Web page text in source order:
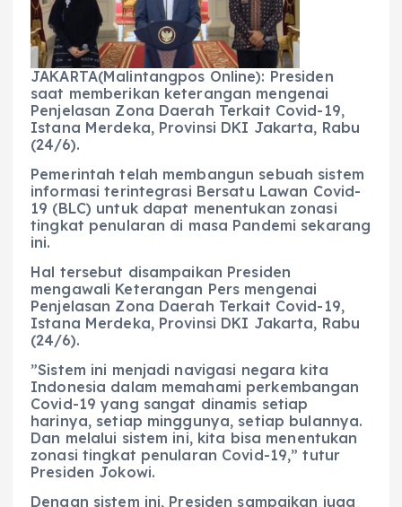
b
o
o
k
A
p
p
r
a
m
n
g
er
JAKARTA(Malintangpos Online): Presiden
saat memberikan keterangan mengenai
Penjelasan Zona Daerah Terkait Covid-19,
Istana Merdeka, Provinsi DKI Jakarta, Rabu
(24/6).
Pemerintah telah membangun sebuah sistem
informasi terintegrasi Bersatu Lawan Covid-
19 (BLC) untuk dapat menentukan zonasi
tingkat penularan di masa Pandemi sekarang
ini.
Hal tersebut disampaikan Presiden
mengawali Keterangan Pers mengenai
Penjelasan Zona Daerah Terkait Covid-19,
Istana Merdeka, Provinsi DKI Jakarta, Rabu
(24/6).
”Sistem ini menjadi navigasi negara kita
Indonesia dalam memahami perkembangan
Covid-19 yang sangat dinamis setiap
harinya, setiap minggunya, setiap bulannya.
Dan melalui sistem ini, kita bisa menentukan
zonasi tingkat penularan Covid-19,” tutur
Presiden Jokowi.
Dengan sistem ini, Presiden sampaikan juga